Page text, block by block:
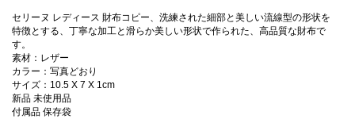
セリーヌ レディース 財布コピー、洗練された細部と美しい流線型の形状を
特徴とする、丁寧な加工と滑らか美しい形状で作られた、高品質な財布で
す。
素材：レザー
カラー：写真どおり
サイズ：10.5 X 7 X 1cm
新品 未使用品
付属品 保存袋